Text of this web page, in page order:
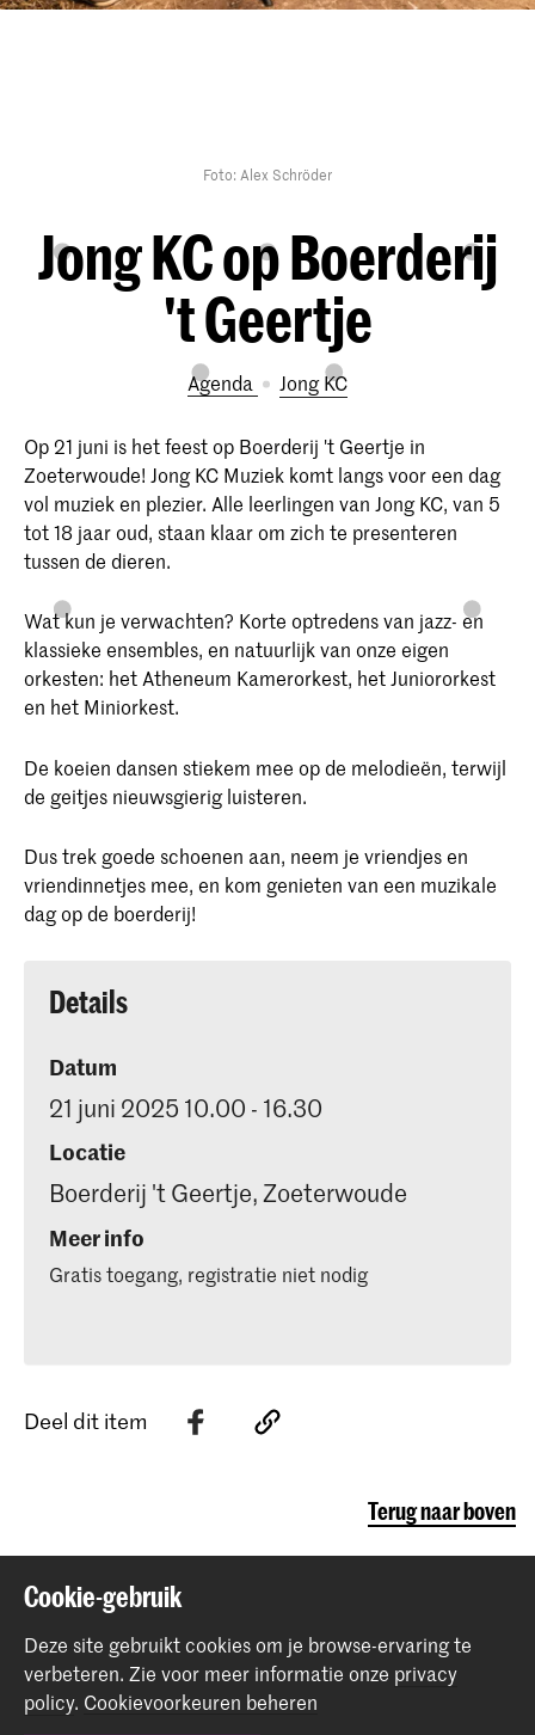
Foto: Alex Schröder
Jong KC op Boerderij
't Geertje
Agenda Jong KC
Op 21 juni is het feest op Boerderij 't Geertje in
Zoeterwoude! Jong KC Muziek komt langs voor een dag
vol muziek en plezier. Alle leerlingen van Jong KC, van 5
tot 18 jaar oud, staan klaar om zich te presenteren
tussen de dieren.
Wat kun je verwachten? Korte optredens van jazz- en
klassieke ensembles, en natuurlijk van onze eigen
orkesten: het Atheneum Kamerorkest, het Juniororkest
en het Miniorkest.
De koeien dansen stiekem mee op de melodieën, terwijl
de geitjes nieuwsgierig luisteren.
Dus trek goede schoenen aan, neem je vriendjes en
vriendinnetjes mee, en kom genieten van een muzikale
dag op de boerderij!
Details
Datum
21 juni 2025 10.00 - 16.30
Locatie
Boerderij 't Geertje, Zoeterwoude
Meer info
Gratis toegang, registratie niet nodig
Deel dit item
Terug naar boven
Contact
Spuiplein 150
2511 DG Den Haag
Cookie-gebruik
Deze site gebruikt cookies om je browse-ervaring te
verbeteren. Zie voor meer informatie onze privacy
policy. Cookievoorkeuren beheren